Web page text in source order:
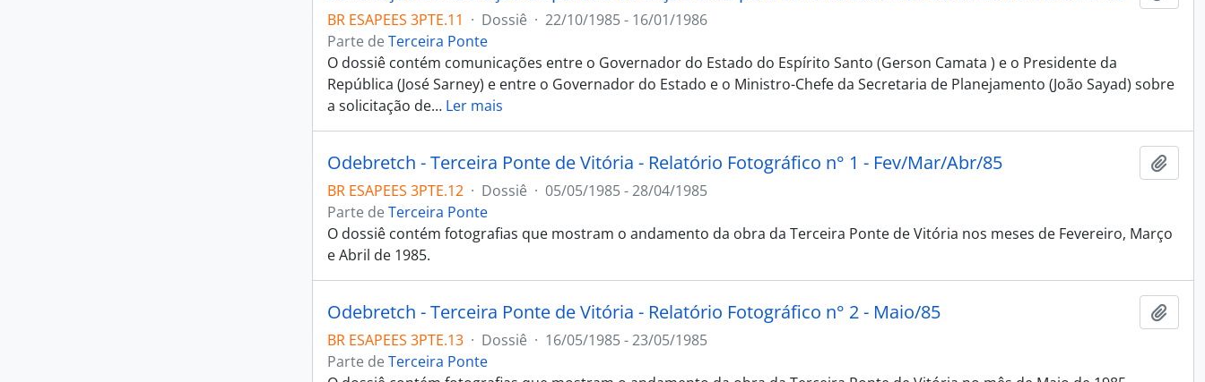
BR ESAPEES 3PTE.11 · Dossiê · 22/10/1985 - 16/01/1986
Parte de Terceira Ponte
O dossiê contém comunicações entre o Governador do Estado do Espírito Santo (Gerson Camata ) e o Presidente da
República (José Sarney) e entre o Governador do Estado e o Ministro-Chefe da Secretaria de Planejamento (João Sayad) sobre
a solicitação de… Ler mais
Odebretch - Terceira Ponte de Vitória - Relatório Fotográfico n° 1 - Fev/Mar/Abr/85
BR ESAPEES 3PTE.12 · Dossiê · 05/05/1985 - 28/04/1985
Parte de Terceira Ponte
O dossiê contém fotografias que mostram o andamento da obra da Terceira Ponte de Vitória nos meses de Fevereiro, Março
e Abril de 1985.
Odebretch - Terceira Ponte de Vitória - Relatório Fotográfico n° 2 - Maio/85
BR ESAPEES 3PTE.13 · Dossiê · 16/05/1985 - 23/05/1985
Parte de Terceira Ponte